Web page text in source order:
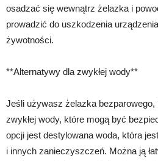
osadzać się wewnątrz żelazka i
prowadzić do uszkodzenia
żywotności.
**Alternatywy dla zwykłej wody**
Jeśli używasz żelazka bezparowego,
zwykłej wody, które mogą być
opcji jest destylowana woda, która
i innych zanieczyszczeń. Można ją